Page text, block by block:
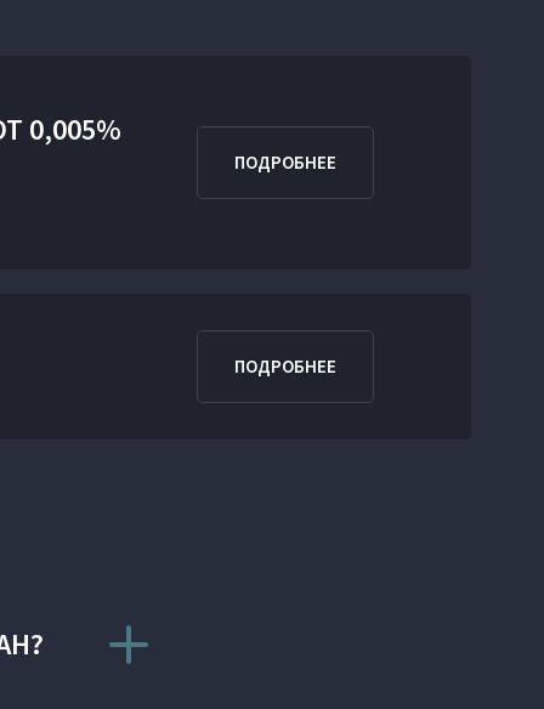
0,005%
ПОДРОБНЕЕ
ПОДРОБНЕЕ